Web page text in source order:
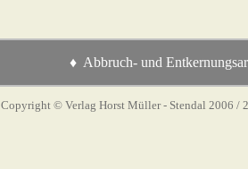
♦ Abbruch- und
Copyright © Verlag Horst Müller - Stendal 2006 /